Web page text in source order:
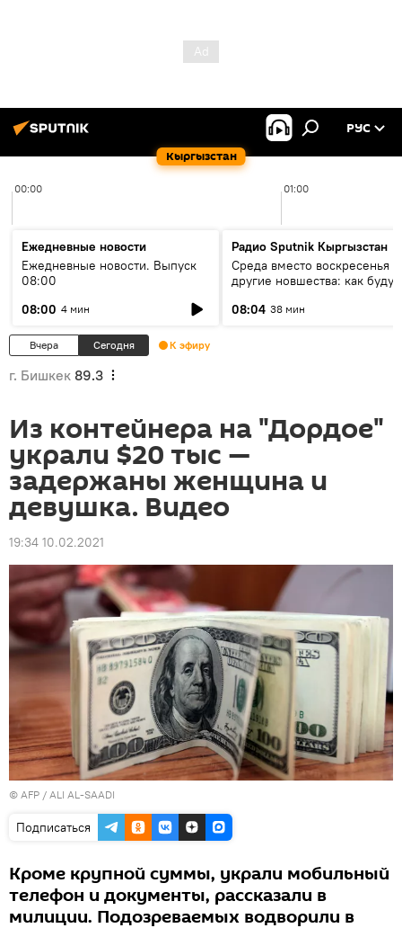
Кыргызстан
РУС
00:00 01:00
Ежедневные новости
Ежедневные новости. Выпуск
08:00
08:00 4 мин
Радио Sputnik Кыргызстан
Среда вместо воскресенья и
другие новшества: как будут
08:04 38 мин
Вчера Сегодня К эфиру
г. Бишкек 89.3
Из контейнера на "Дордое"
украли $20 тыс —
задержаны женщина и
девушка. Видео
19:34 10.02.2021
© AFP / ALI AL-SAADI
Подписаться
Кроме крупной суммы, украли мобильный
телефон и документы, рассказали в
милиции. Подозреваемых водворили в